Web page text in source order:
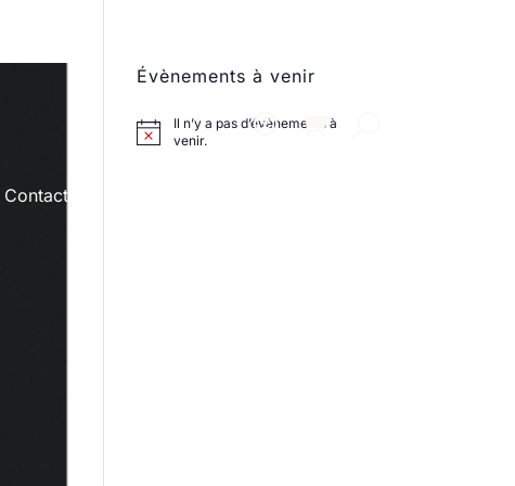
Contact
Évènements à venir
Il n’y a pas d’évènements à
venir.